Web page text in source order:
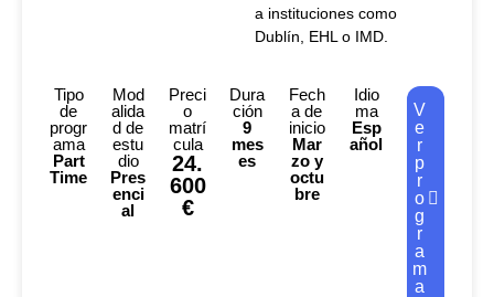
a instituciones como
Dublín, EHL o IMD.
Tipo
de
progr
ama
Part
Time
Mod
alida
d de
estu
dio
Pres
enci
al
Preci
o
matrí
cula
24.
600
€
Dura
ción
9
mes
es
Fech
a de
inicio
Mar
zo y
octu
bre
Idio
ma
Esp
añol
V
e
r
p
r
o
g
r
a
m
a